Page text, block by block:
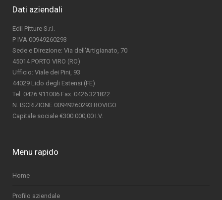
Dati aziendali
Edil Pitture S.r.l.
P IVA 00949260293
Sede e Direzione: Via dell'Artigianato, 70
45014 PORTO VIRO (RO)
Ufficio: Viale dei Pini, 93
44029 Lido degli Estensi (FE)
Tel. 0426 911006 Fax. 0426 321822
N. ISCRIZIONE 00949260293 ROVIGO
Capitale sociale €300.000,00 I.V.
Menu rapido
Home
Profilo aziendale